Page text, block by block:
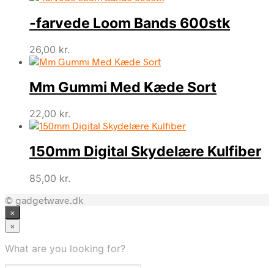
-farvede Loom Bands 600stk
26,00 kr.
Mm Gummi Med Kæde Sort
22,00 kr.
150mm Digital Skydelære Kulfiber
85,00 kr.
© gadgetwave.dk
×
×
What are you looking for?